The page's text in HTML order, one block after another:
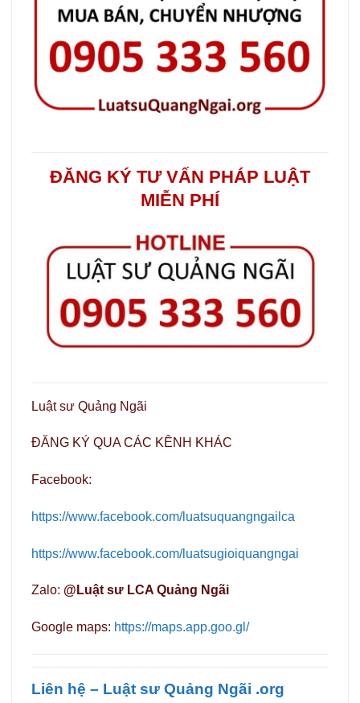
ĐĂNG KÝ TƯ VẤN PHÁP LUẬT
MIỄN PHÍ
Luật sư Quảng Ngãi
ĐĂNG KÝ QUA CÁC KÊNH KHÁC
Facebook:
https://www.facebook.com/luatsuquangngailca
https://www.facebook.com/luatsugioiquangngai
Zalo: @Luật sư LCA Quảng Ngãi
Google maps: https://maps.app.goo.gl/
Liên hệ – Luật sư Quảng Ngãi .org